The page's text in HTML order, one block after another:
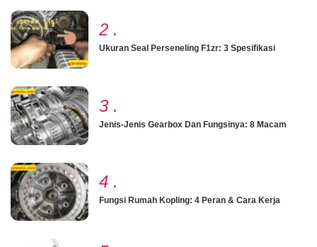
2 .
Ukuran Seal Perseneling F1zr: 3 Spesifikasi
3 .
Jenis-Jenis Gearbox Dan Fungsinya: 8 Macam
4 .
Fungsi Rumah Kopling: 4 Peran & Cara Kerja